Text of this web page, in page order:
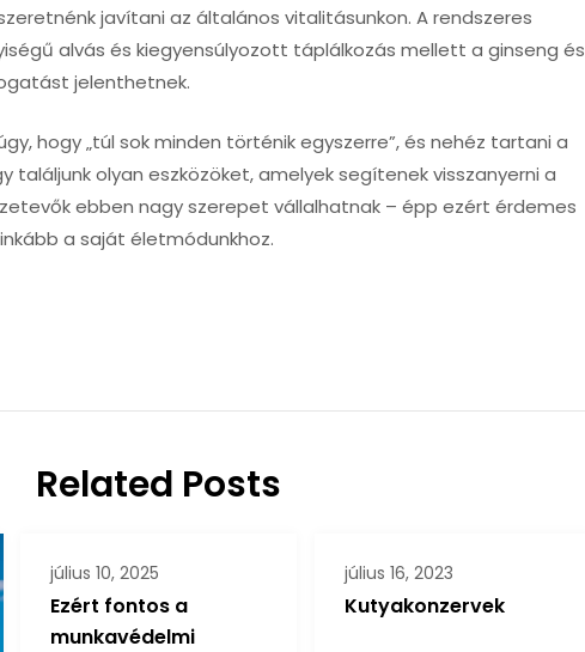
javítani az általános vitalitásunkon. A rendszeres
alvás és kiegyensúlyozott táplálkozás mellett a ginseng és
jelenthetnek.
hogy „túl sok minden történik egyszerre”, és nehéz tartani a
találjunk olyan eszközöket, amelyek segítenek visszanyerni a
ebben nagy szerepet vállalhatnak – épp ezért érdemes
a saját életmódunkhoz.
Related Posts
július 10, 2025
Ezért fontos a
munkavédelmi
július 16, 2023
Kutyakonzervek